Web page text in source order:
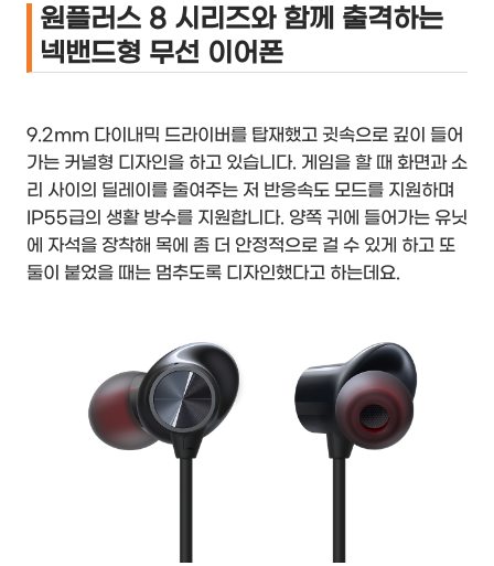
원플러스 8 시리즈와 함께 출격하는
넥밴드형 무선 이어폰
9.2mm 다이내믹 드라이버를 탑재했고 귓속으로 깊이 들어
가는 커널형 디자인을 하고 있습니다. 게임을 할 때 화면과 소
리 사이의 딜레이를 줄여주는 저 반응속도 모드를 지원하며
IP55급의 생활 방수를 지원합니다. 양쪽 귀에 들어가는 유닛
에 자석을 장착해 목에 좀 더 안정적으로 걸 수 있게 하고 또
둘이 붙었을 때는 멈추도록 디자인했다고 하는데요.